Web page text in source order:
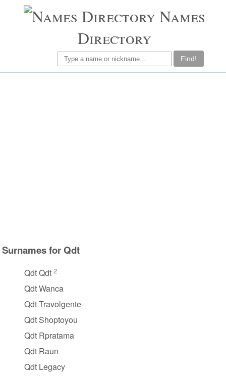
Names
Directory
Find!
Surnames for Qdt
Qdt Qdt 2
Qdt Wanca
Qdt Travolgente
Qdt Shoptoyou
Qdt Rpratama
Qdt Raun
Qdt Legacy